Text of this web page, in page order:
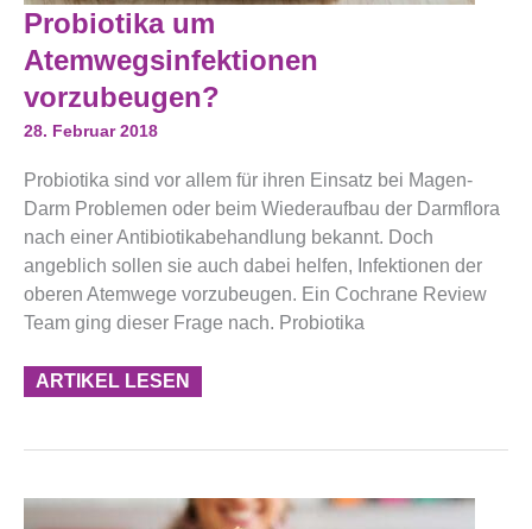
Probiotika um
Atemwegsinfektionen
vorzubeugen?
28. Februar 2018
Probiotika sind vor allem für ihren Einsatz bei Magen-
Darm Problemen oder beim Wiederaufbau der Darmflora
nach einer Antibiotikabehandlung bekannt. Doch
angeblich sollen sie auch dabei helfen, Infektionen der
oberen Atemwege vorzubeugen. Ein Cochrane Review
Team ging dieser Frage nach. Probiotika
Probiotika
Um
Atemwegsinfektionen
Vorzubeugen?
ARTIKEL LESEN